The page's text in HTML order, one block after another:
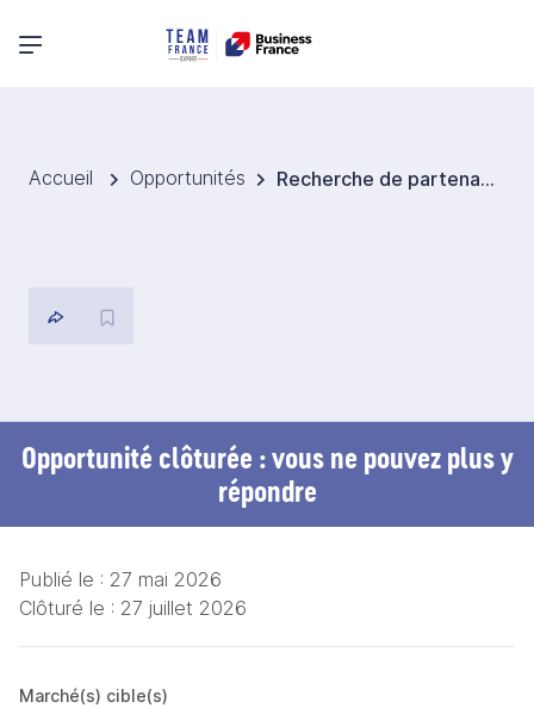
Menu principal
Accueil Opportunités Recherche de partenaires en construction verte, villes intelligentes et développement urbain durable pour la Chine
Opportunité clôturée : vous ne pouvez plus y
répondre
Publié le : 27 mai 2026
Clôturé le : 27 juillet 2026
Marché(s) cible(s)